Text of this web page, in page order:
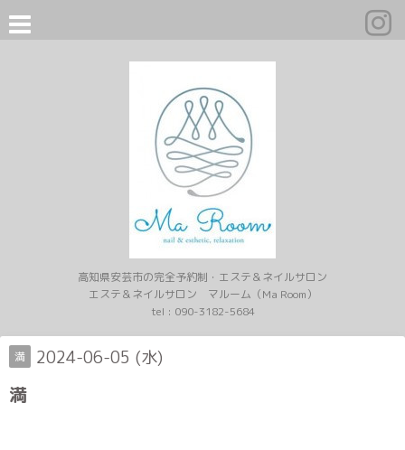
高知県安芸市の完全予約制・エステ＆ネイルサロン
エステ＆ネイルサロン マルーム（Ma Room）
tel : 090-3182-5684
満 2024-06-05 (水)
満